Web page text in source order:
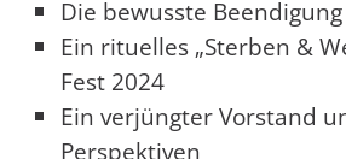
Die bewusste
Ein rituelles „Sterben &
Fest 2024
Ein verjüngter Vorstand
Perspektiven